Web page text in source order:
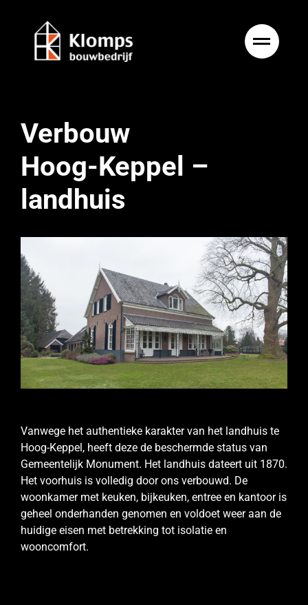
Verbouw
Hoog-Keppel –
landhuis
Vanwege het authentieke karakter van het landhuis te
Hoog-Keppel, heeft deze de beschermde status van
Gemeentelijk Monument. Het landhuis dateert uit 1870.
Het voorhuis is volledig door ons verbouwd. De
woonkamer met keuken, bijkeuken, entree en kantoor is
geheel onderhanden genomen en voldoet weer aan de
huidige eisen met betrekking tot isolatie en
wooncomfort.